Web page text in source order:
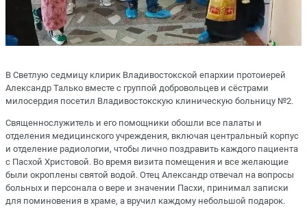
В Светлую седмицу клирик Владивостокской епархии протоиерей
Александр Талько вместе с группой добровольцев и сёстрами
милосердия посетил Владивостокскую клиническую больницу №2.
Священнослужитель и его помощники обошли все палаты и
отделения медицинского учреждения, включая центральный корпус
и отделение радиологии, чтобы лично поздравить каждого пациента
с Пасхой Христовой. Во время визита помещения и все желающие
были окроплены святой водой. Отец Александр отвечал на вопросы
больных и персонала о вере и значении Пасхи, принимал записки
для поминовения в храме, а вручил каждому небольшой подарок.